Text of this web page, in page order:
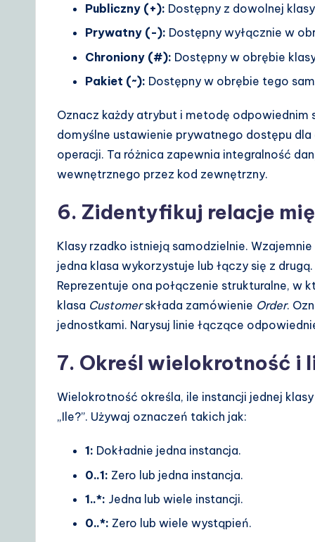
Publiczny (+): Dostępny z dowolnej
Prywatny (-): Dostępny wyłącznie w
Chroniony (#): Dostępny w obrębie
Pakiet (~): Dostępny w obrębie tego
Oznacz każdy atrybut i metodę odpowiednim
domyślne ustawienie prywatnego dostępu
operacji. Ta różnica zapewnia integralność
wewnętrznego przez kod zewnętrzny.
6. Zidentyfikuj relacje
Klasy rzadko istnieją samodzielnie.
jedna klasa wykorzystuje lub łączy się z
Reprezentuje ona połączenie strukturalne, w
klasa Customerskłada zamówienie Order.
jednostkami. Narysuj linie łączące
7. Określ wielokrotność i
Wielokrotność określa, ile instancji jednej
„Ile?”. Używaj oznaczeń takich jak:
1: Dokładnie jedna instancja.
0..1: Zero lub jedna instancja.
1..*: Jedna lub wiele instancji.
0..*: Zero lub wiele wystąpień.